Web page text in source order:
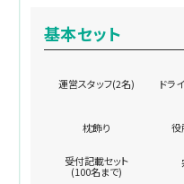
基本セット
運営スタッフ(2名) ドラ
枕飾り 役
受付記載セット
(100名まで)